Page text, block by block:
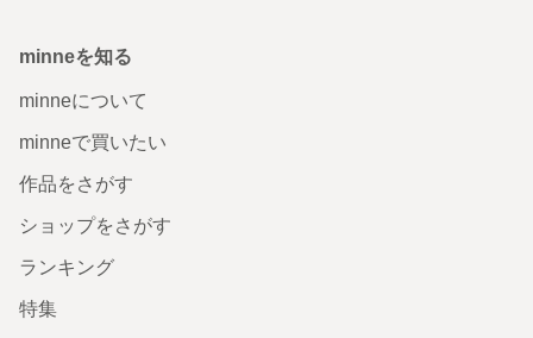
minneを知る
minneについて
minneで買いたい
作品をさがす
ショップをさがす
ランキング
特集